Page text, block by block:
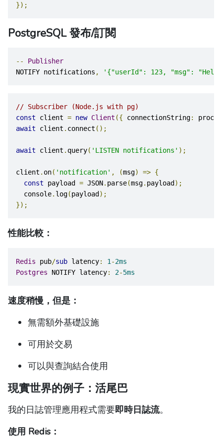
});
PostgreSQL 發布/訂閱
--
Publisher
NOTIFY notifications , '{"userId": 123, "msg":
// Subscriber (Node.js with pg)
const client = new Client ({ connectionString:
await client . connect ();
await client . query( 'LISTEN notifications' );
client . on( 'notification' , (msg) => {
const payload = JSON. parse(msg. payload );
  console
. log(payload );
});
性能比較：
Redis pub/sub latency: 1-2ms
Postgres NOTIFY latency: 2-5ms
速度稍慢，但是：
無需額外基礎設施
可用於交易
可以與查詢結合使用
現實世界的例子：活尾巴
我的日誌管理應用程式需要即時日誌流。
使用 Redis：